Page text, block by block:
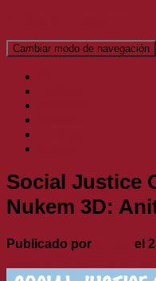
Cambiar modo de navegación
Social Justice
Nukem 3D:
Publicado por el